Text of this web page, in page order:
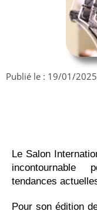
Publié le : 19/01/2025
Le Salon
incontournable
tendances
Pour son édition